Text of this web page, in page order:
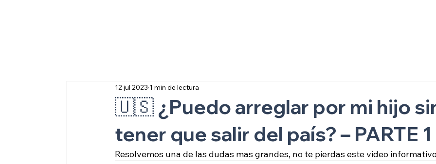
🇺🇸 ¿Puedo arreglar por mi hijo
tener que salir del país? – PARTE 1
12 jul 2023 1 min de lectura
Resolvemos una de las dudas mas grandes, no te pierdas este video